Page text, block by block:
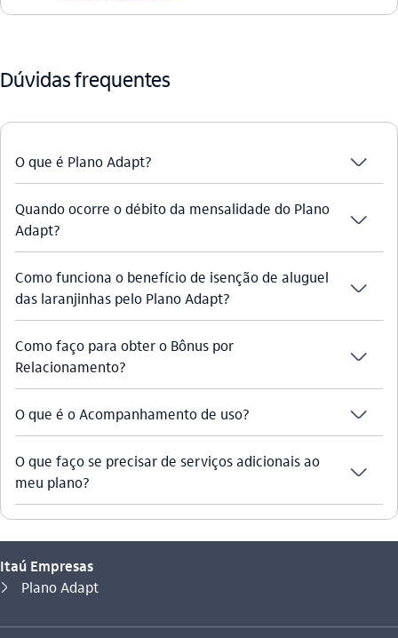
Dúvidas frequentes
O que é Plano Adapt? seta_baixo
Quando ocorre o débito da mensalidade do Plano
Adapt?
seta_baixo
Como funciona o benefício de isenção de aluguel
das laranjinhas pelo Plano Adapt?
seta_baixo
Como faço para obter o Bônus por
Relacionamento?
seta_baixo
O que é o Acompanhamento de uso? seta_baixo
O que faço se precisar de serviços adicionais ao
meu plano?
seta_baixo
Itaú Empresas
seta_direita
Você está aqui:
Plano Adapt